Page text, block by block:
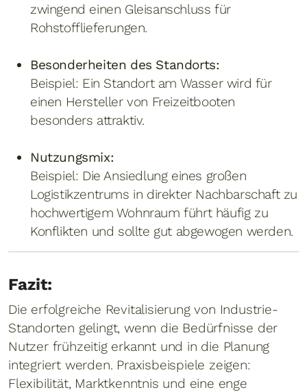
zwingend einen Gleisanschluss für
Rohstofflieferungen.
Besonderheiten des Standorts:
Beispiel: Ein Standort am Wasser wird für
einen Hersteller von Freizeitbooten
besonders attraktiv.
Nutzungsmix:
Beispiel: Die Ansiedlung eines großen
Logistikzentrums in direkter Nachbarschaft zu
hochwertigem Wohnraum führt häufig zu
Konflikten und sollte gut abgewogen werden.
Fazit:
Die erfolgreiche Revitalisierung von Industrie-
Standorten gelingt, wenn die Bedürfnisse der
Nutzer frühzeitig erkannt und in die Planung
integriert werden. Praxisbeispiele zeigen:
Flexibilität, Marktkenntnis und eine enge